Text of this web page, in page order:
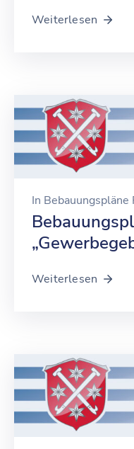
Weiterlesen
In
Weiterlesen